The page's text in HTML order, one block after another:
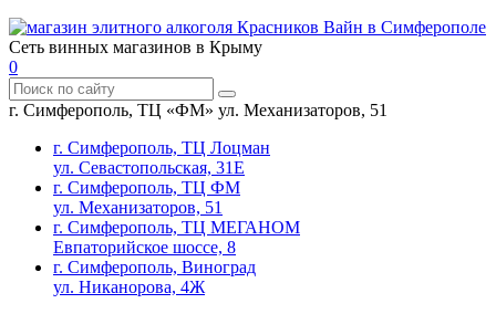
Сеть винных магазинов в Крыму
0
г. Симферополь, ТЦ «ФМ» ул. Механизаторов, 51
г. Симферополь, ТЦ Лоцман
ул. Севастопольская, 31Е
г. Симферополь, ТЦ ФМ
ул. Механизаторов, 51
г. Симферополь, ТЦ МЕГАНОМ
Евпаторийское шоссе, 8
г. Симферополь, Виноград
ул. Никанорова, 4Ж